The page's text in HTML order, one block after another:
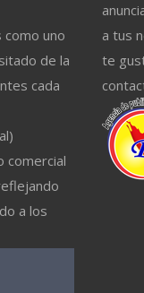
como uno
de la
cada
comercial
a los
a tus
te